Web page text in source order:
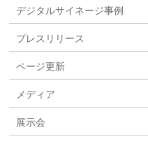
デジタルサイネージ事例
プレスリリース
ページ更新
メディア
展示会